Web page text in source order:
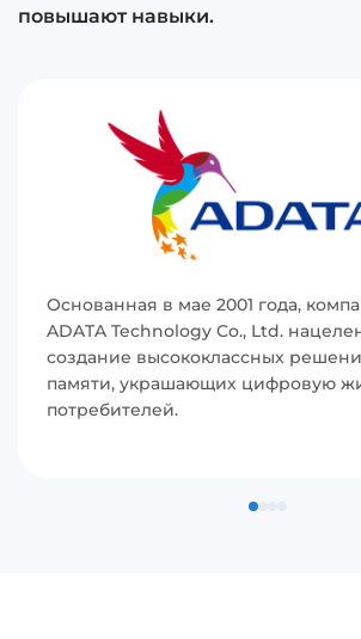
повышают навыки.
Основанная в мае 2001 года,
ADATA Technology Co., Ltd.
создание высококлассных
памяти, украшающих цифровую
потребителей.